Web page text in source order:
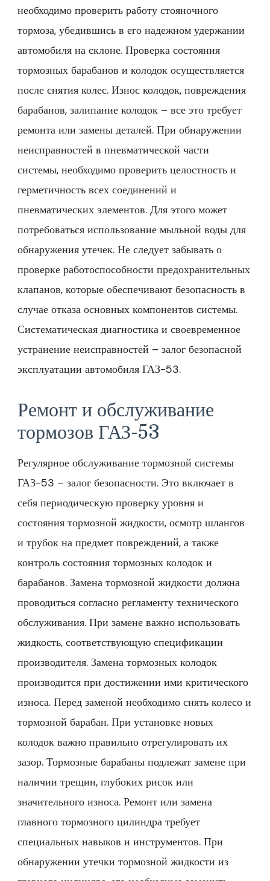
необходимо проверить работу стояночного
тормоза, убедившись в его надежном удержании
автомобиля на склоне. Проверка состояния
тормозных барабанов и колодок осуществляется
после снятия колес. Износ колодок, повреждения
барабанов, залипание колодок – все это требует
ремонта или замены деталей. При обнаружении
неисправностей в пневматической части
системы, необходимо проверить целостность и
герметичность всех соединений и
пневматических элементов. Для этого может
потребоваться использование мыльной воды для
обнаружения утечек. Не следует забывать о
проверке работоспособности предохранительных
клапанов, которые обеспечивают безопасность в
случае отказа основных компонентов системы.
Систематическая диагностика и своевременное
устранение неисправностей – залог безопасной
эксплуатации автомобиля ГАЗ-53.
Ремонт и обслуживание
тормозов ГАЗ-53
Регулярное обслуживание тормозной системы
ГАЗ-53 – залог безопасности. Это включает в
себя периодическую проверку уровня и
состояния тормозной жидкости, осмотр шлангов
и трубок на предмет повреждений, а также
контроль состояния тормозных колодок и
барабанов. Замена тормозной жидкости должна
проводиться согласно регламенту технического
обслуживания. При замене важно использовать
жидкость, соответствующую спецификации
производителя. Замена тормозных колодок
производится при достижении ими критического
износа. Перед заменой необходимо снять колесо и
тормозной барабан. При установке новых
колодок важно правильно отрегулировать их
зазор. Тормозные барабаны подлежат замене при
наличии трещин, глубоких рисок или
значительного износа. Ремонт или замена
главного тормозного цилиндра требует
специальных навыков и инструментов. При
обнаружении утечки тормозной жидкости из